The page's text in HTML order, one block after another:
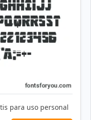
para uso personal